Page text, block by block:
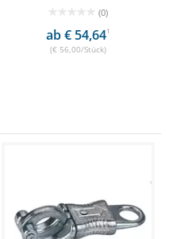
(0)
ab € 54,641
(€ 56,00/Stück)